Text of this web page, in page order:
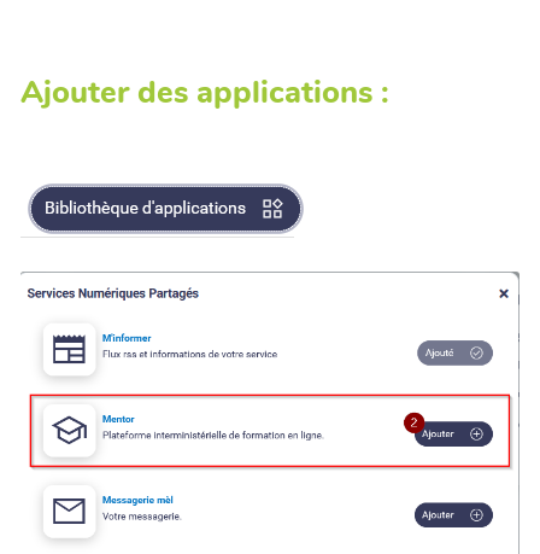
Ajouter des applications :